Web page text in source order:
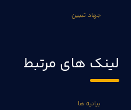
جهاد تبیین
لینک های مرتبط
بیانیه ها